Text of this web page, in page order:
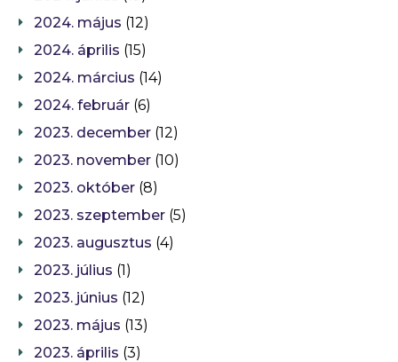
2024. május (12)
2024. április (15)
2024. március (14)
2024. február (6)
2023. december (12)
2023. november (10)
2023. október (8)
2023. szeptember (5)
2023. augusztus (4)
2023. július (1)
2023. június (12)
2023. május (13)
2023. április (3)